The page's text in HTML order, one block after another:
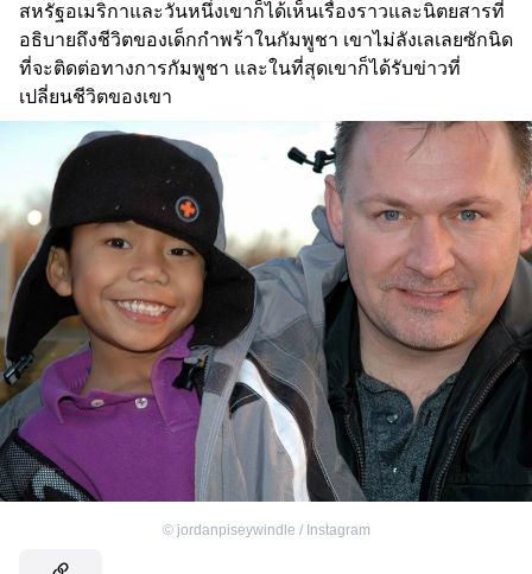
สหรัฐอเมริกาและวันหนึ่งเขาก็ได้เห็นเรื่องราวและนิตยสารที่
อธิบายถึงชีวิตของเด็กกำพร้าในกัมพูชา เขาไม่ลังเลเลยซักนิด
ที่จะติดต่อทางการกัมพูชา และในที่สุดเขาก็ได้รับข่าวที่
เปลี่ยนชีวิตของเขา
© jordanpiseywindle / Instagram